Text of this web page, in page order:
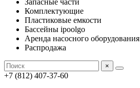
Запасные части
Комплектующие
Пластиковые емкости
Бассейны ipoolgo
Аренда насосного оборудования
Распродажа
×
+7 (812) 407-37-60